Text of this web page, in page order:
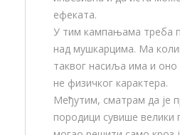
ефеката.
У тим кампањама треба
над мушкарцима. Ма
таквог насиља има и оно
не физичког карактера.
Међутим, сматрам да је
породици сувише велики